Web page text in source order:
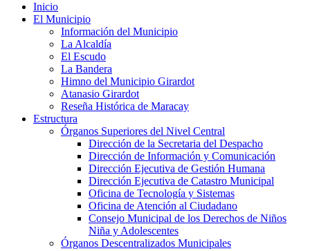
Inicio
El Municipio
Información del Municipio
La Alcaldía
El Escudo
La Bandera
Himno del Municipio Girardot
Atanasio Girardot
Reseña Histórica de Maracay
Estructura
Órganos Superiores del Nivel Central
Dirección de la Secretaria del Despacho
Dirección de Información y Comunicación
Dirección Ejecutiva de Gestión Humana
Dirección Ejecutiva de Catastro Municipal
Oficina de Tecnología y Sistemas
Oficina de Atención al Ciudadano
Consejo Municipal de los Derechos de Niños
Niña y Adolescentes
Órganos Descentralizados Municipales